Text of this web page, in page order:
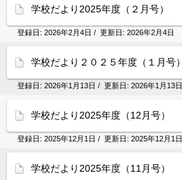
学校だより2025年度（２月号）
登録日: 2026年2月4日 / 更新日: 2026年2月4日
学校だより２０２５年度（１月号）
登録日: 2026年1月13日 / 更新日: 2026年1月13日
学校だより2025年度（12月号）
登録日: 2025年12月1日 / 更新日: 2025年12月1日
学校だより2025年度（11月号）